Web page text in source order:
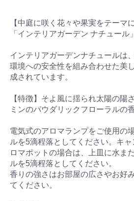
【中庭に咲く花々や果実をテーマ
「インテリアガーデン ナチュール
インテリアガーデンナチュールは
環境への安全性を組み合わせた美
成されています。
【特徴】そよ風に揺られ太陽の陽
ミンのパウダリックフローラルの香
電気式のアロマランプをご使用の
ルを5滴程落としてください。キ
ロマポットの場合は、上皿に水ま
ルを5滴程落としてください。
香りの強さはお部屋の広さやお好
てください。